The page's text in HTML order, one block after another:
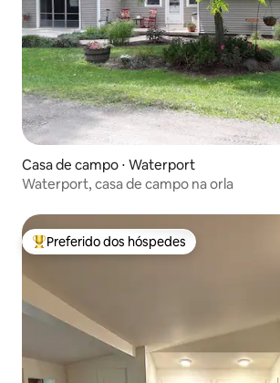
Casa de campo ⋅ Waterport
Waterport, casa de campo na orla
Entre os melhores preferidos dos hóspedes
Preferido dos hóspedes